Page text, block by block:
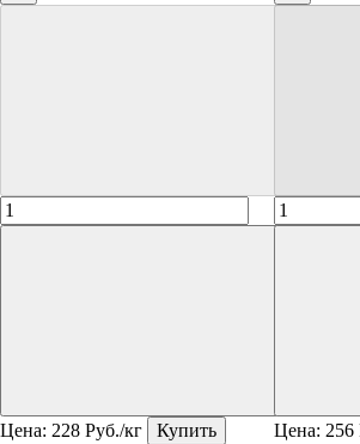
Цена: 228 Руб./кг Купить Цена: 256